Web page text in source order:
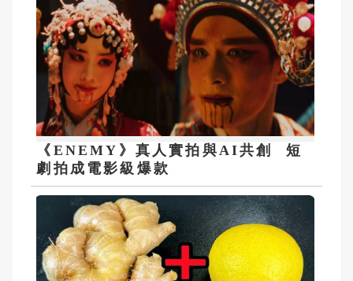
《ENEMY》真人實拍與AI共創 短
劇拍成電影級爆款